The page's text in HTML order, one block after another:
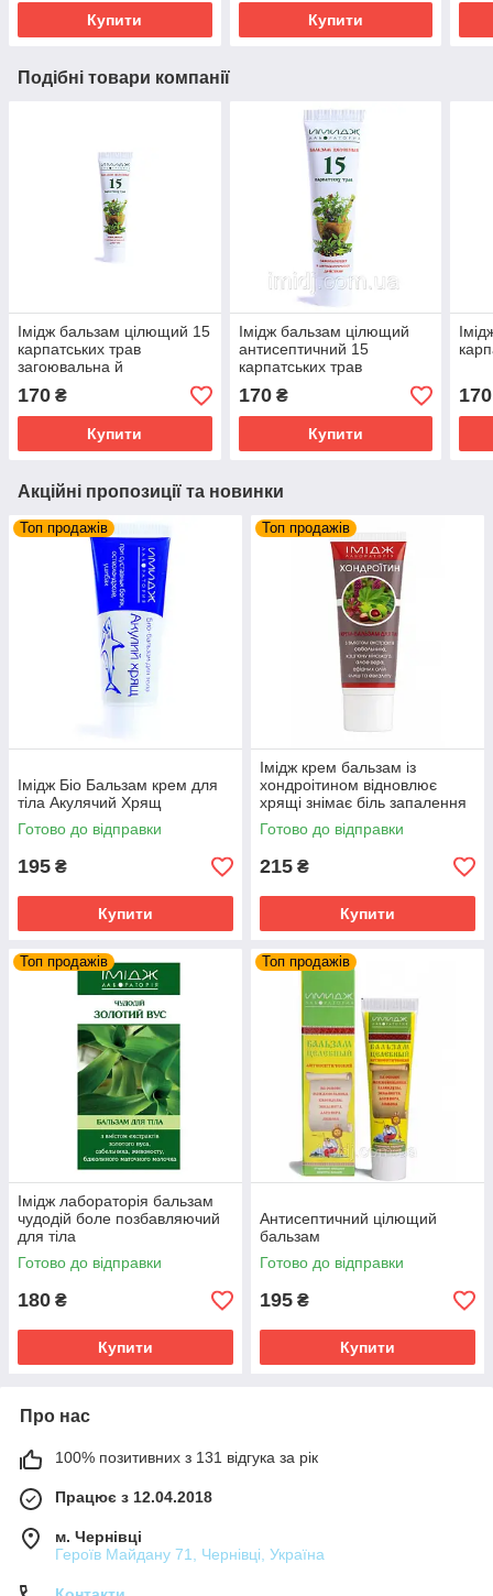
Купити Купити
Подібні товари компанії
Імідж бальзам цілющий 15
карпатських трав
загоювальна й
антисептична дія
170 ₴
Купити
Імідж бальзам цілющий
антисептичний 15
карпатських трав
170₴
Купити
170
Акційні пропозиції та новинки
Топ продажів
Імідж Біо Бальзам крем для
тіла Акулячий Хрящ
Готово до відправки
195 ₴
Купити
Топ продажів
Імідж крем бальзам із
хондроітином відновлює
хрящі знімає біль запалення
суглобів та м'язів
Готово до відправки
215 ₴
Купити
Топ продажів
Імідж лабораторія бальзам
чудодій боле позбавляючий
для тіла
Готово до відправки
180 ₴
Купити
Топ продажів
Антисептичний цілющий
бальзам
Готово до відправки
195 ₴
Купити
Про нас
100% позитивних з 131 відгука за рік
Працює з 12.04.2018
м. Чернівці
Героїв Майдану 71, Чернівці, Україна